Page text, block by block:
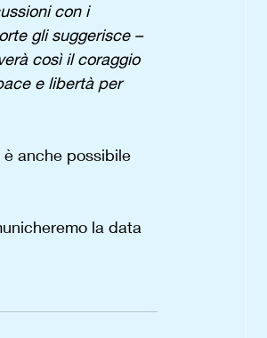
con i
gli suggerisce –
così il coraggio
e libertà per
anche possibile
la data